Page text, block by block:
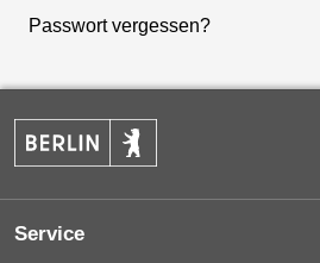
Passwort vergessen?
Service